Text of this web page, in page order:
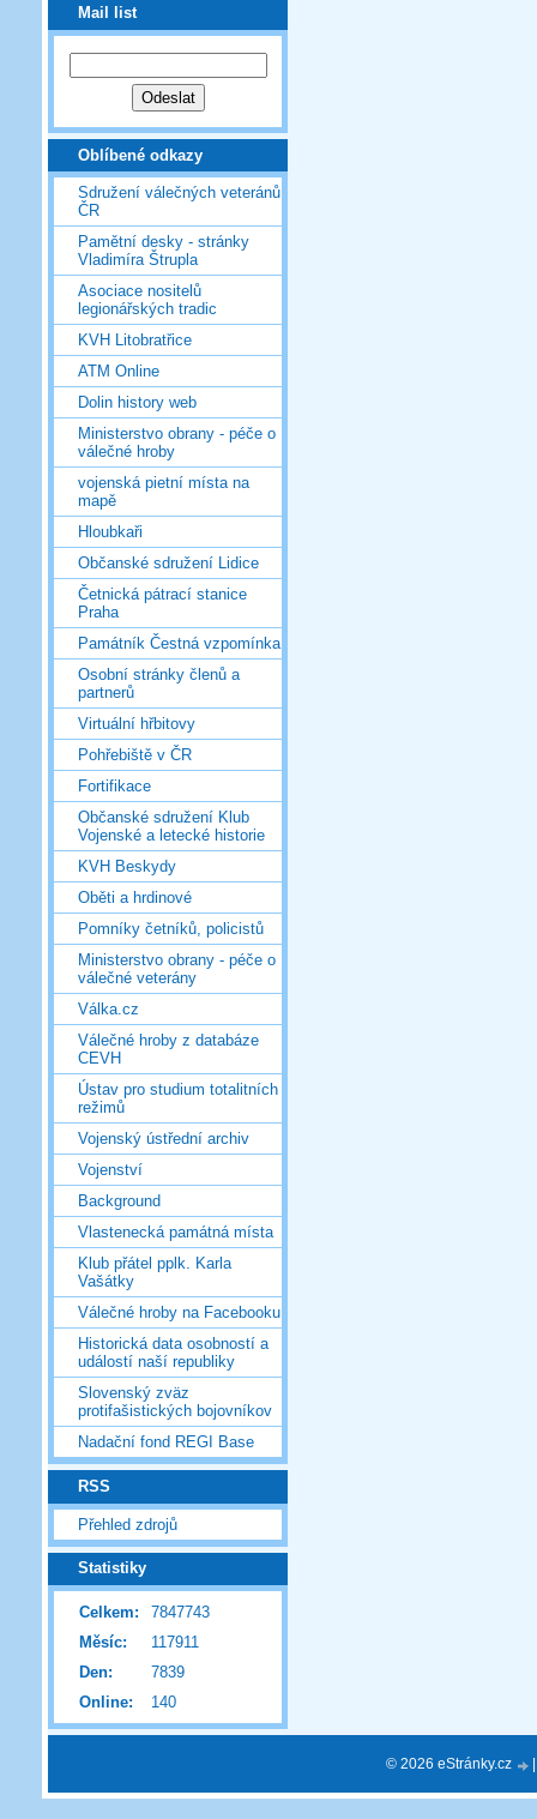
Mail list
Oblíbené odkazy
Sdružení válečných veteránů
ČR
Pamětní desky - stránky
Vladimíra Štrupla
Asociace nositelů
legionářských tradic
KVH Litobratřice
ATM Online
Dolin history web
Ministerstvo obrany - péče o
válečné hroby
vojenská pietní místa na
mapě
Hloubkaři
Občanské sdružení Lidice
Četnická pátrací stanice
Praha
Památník Čestná vzpomínka
Osobní stránky členů a
partnerů
Virtuální hřbitovy
Pohřebiště v ČR
Fortifikace
Občanské sdružení Klub
Vojenské a letecké historie
KVH Beskydy
Oběti a hrdinové
Pomníky četníků, policistů
Ministerstvo obrany - péče o
válečné veterány
Válka.cz
Válečné hroby z databáze
CEVH
Ústav pro studium totalitních
režimů
Vojenský ústřední archiv
Vojenství
Background
Vlastenecká památná místa
Klub přátel pplk. Karla
Vašátky
Válečné hroby na Facebooku
Historická data osobností a
událostí naší republiky
Slovenský zväz
protifašistických bojovníkov
Nadační fond REGI Base
RSS
Přehled zdrojů
Statistiky
Online: 140
Celkem:
7847743
Měsíc:
117911
Den:
7839
© 2026 eStránky.cz